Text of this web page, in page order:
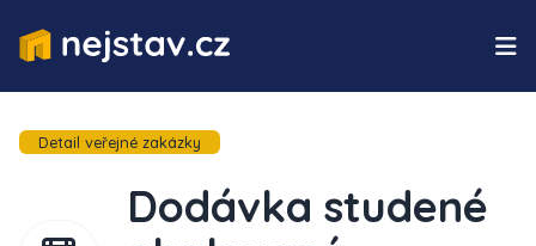
Detail veřejné zakázky
Dodávka studené